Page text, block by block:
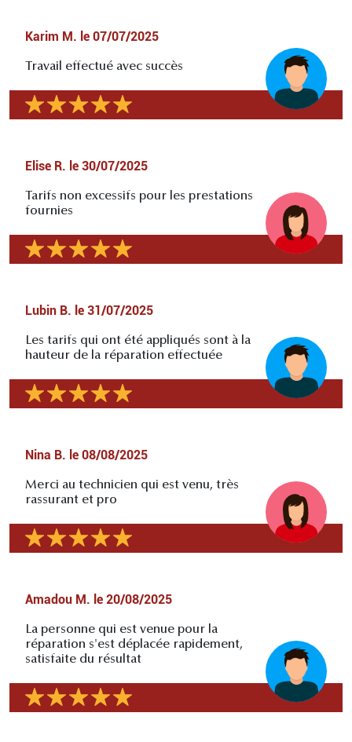
Karim M. le 07/07/2025
Travail effectué avec succès
Elise R. le 30/07/2025
Tarifs non excessifs pour les prestations
fournies
Lubin B. le 31/07/2025
Les tarifs qui ont été appliqués sont à la
hauteur de la réparation effectuée
Nina B. le 08/08/2025
Merci au technicien qui est venu, très
rassurant et pro
Amadou M. le 20/08/2025
La personne qui est venue pour la
réparation s'est déplacée rapidement,
satisfaite du résultat